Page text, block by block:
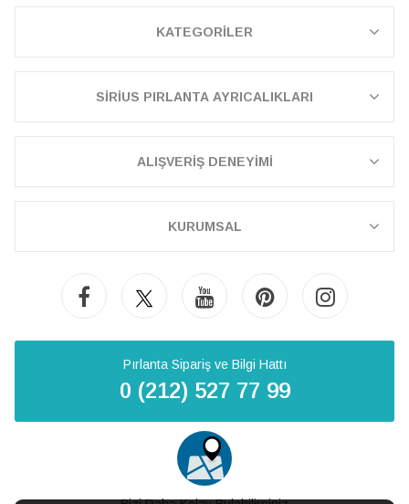
KATEGORİLER
SİRİUS PIRLANTA AYRICALIKLARI
ALIŞVERİŞ DENEYİMİ
KURUMSAL
Pırlanta Sipariş ve Bilgi Hattı
0 (212) 527 77 99